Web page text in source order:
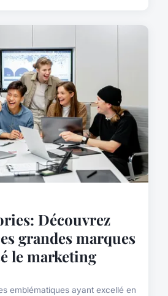
Découvrez
grandes marques
le marketing
emblématiques ayant excellé en